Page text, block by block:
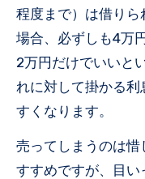
程度まで）は借り
場合、必ずしも4万
2万円だけでいいと
れに対して掛かる
すくなります。
売ってしまうのは
すすめですが、目い